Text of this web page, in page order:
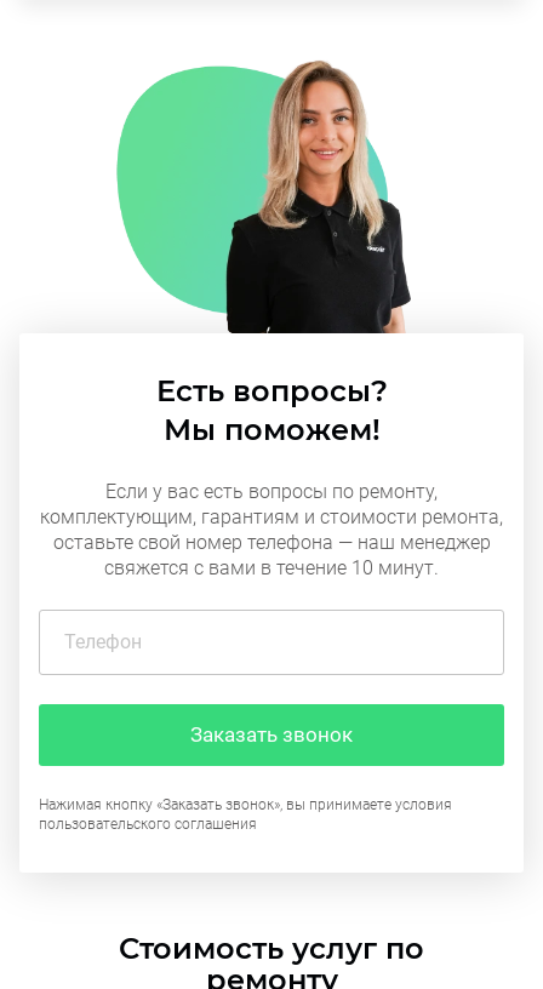
Есть вопросы?
Мы поможем!
Если у вас есть вопросы по ремонту,
комплектующим, гарантиям и стоимости ремонта,
оставьте свой номер телефона — наш менеджер
свяжется с вами в течение 10 минут.
Заказать звонок
Нажимая кнопку «Заказать звонок», вы принимаете условия
пользовательского соглашения
Стоимость услуг по
ремонту